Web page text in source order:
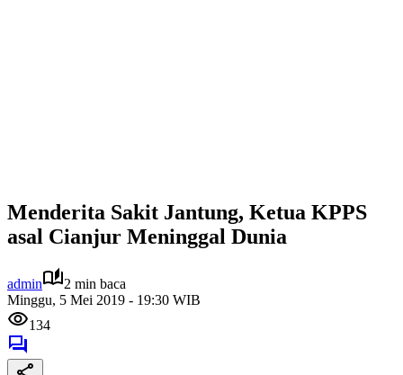
Menderita Sakit Jantung, Ketua KPPS
asal Cianjur Meninggal Dunia
admin
2 min baca
Minggu, 5 Mei 2019 - 19:30 WIB
134